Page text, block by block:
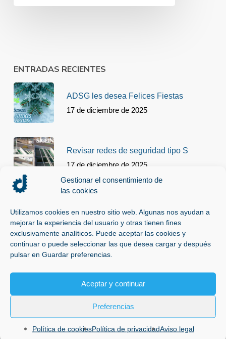
Gestionar el consentimiento de
las cookies
Utilizamos cookies en nuestro sitio web. Algunas nos ayudan a
mejorar la experiencia del usuario y otras tienen fines
exclusivamente analíticos. Puede aceptar las cookies y
continuar o puede seleccionar las que desea cargar y después
pulsar en Guardar preferencias.
Aceptar y continuar
Preferencias
Política de cookiesPolítica de privacidadAviso legal
ENTRADAS RECIENTES
ADSG les desea Felices Fiestas
17 de diciembre de 2025
Revisar redes de seguridad tipo S
17 de diciembre de 2025
U y Tipo S?
17 de diciembre de 2025
Línea de vida homologada
24 de noviembre de 2025
Ventajas de las redes de seguridad
tipo U
24 de noviembre de 2025